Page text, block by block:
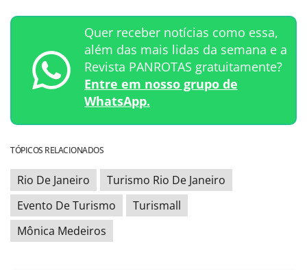
Quer receber notícias como essa,
além das mais lidas da semana e a
Revista PANROTAS gratuitamente?
Entre em nosso grupo de
WhatsApp.
TÓPICOS RELACIONADOS
Rio De Janeiro
Turismo Rio De Janeiro
Evento De Turismo
Turismall
Mônica Medeiros